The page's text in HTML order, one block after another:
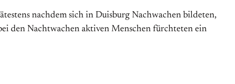
nachdem sich in Duisburg Nachwachen bildeten,
den Nachtwachen aktiven Menschen fürchteten ein